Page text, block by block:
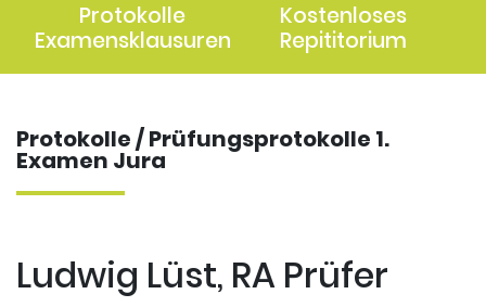
Protokolle
Examensklausuren
Kostenloses
Repititorium
Protokolle / Prüfungsprotokolle 1.
Examen Jura
Ludwig Lüst, RA Prüfer